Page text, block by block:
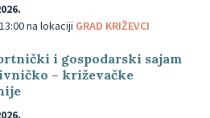
na lokaciji GRAD KRIŽEVCI
i gospodarski sajam
– križevačke